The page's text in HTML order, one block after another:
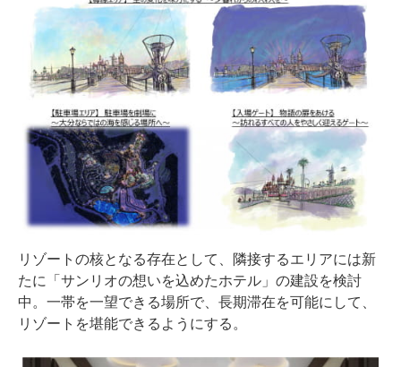
リゾートの核となる存在として、隣接するエリアには新
たに「サンリオの想いを込めたホテル」の建設を検討
中。一帯を一望できる場所で、長期滞在を可能にして、
リゾートを堪能できるようにする。